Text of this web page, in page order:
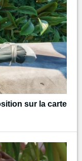
sur la carte